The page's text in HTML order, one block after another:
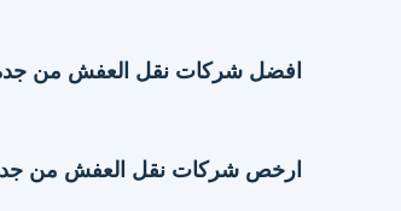
افضل شركات نقل العفش من
ارخص شركات نقل العفش من